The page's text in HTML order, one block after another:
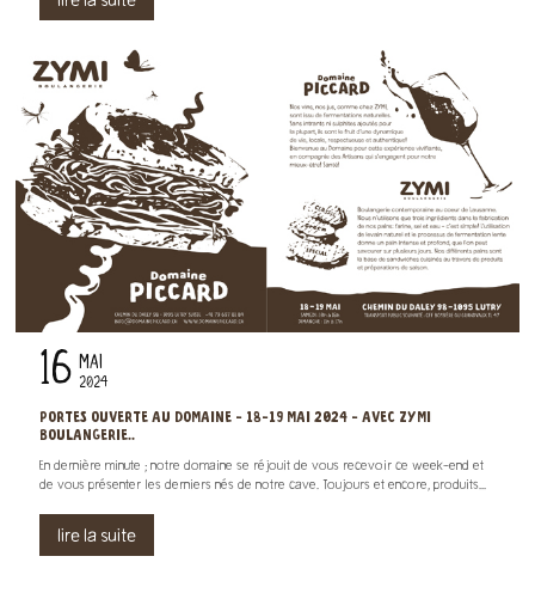
16 MAI
2024
PORTES OUVERTE AU DOMAINE - 18-19 MAI 2024 - AVEC ZYMI
BOULANGERIE..
En dernière minute ; notre domaine se réjouit de vous recevoir ce week-end et
de vous présenter les derniers nés de notre cave. Toujours et encore, produits...
lire la suite